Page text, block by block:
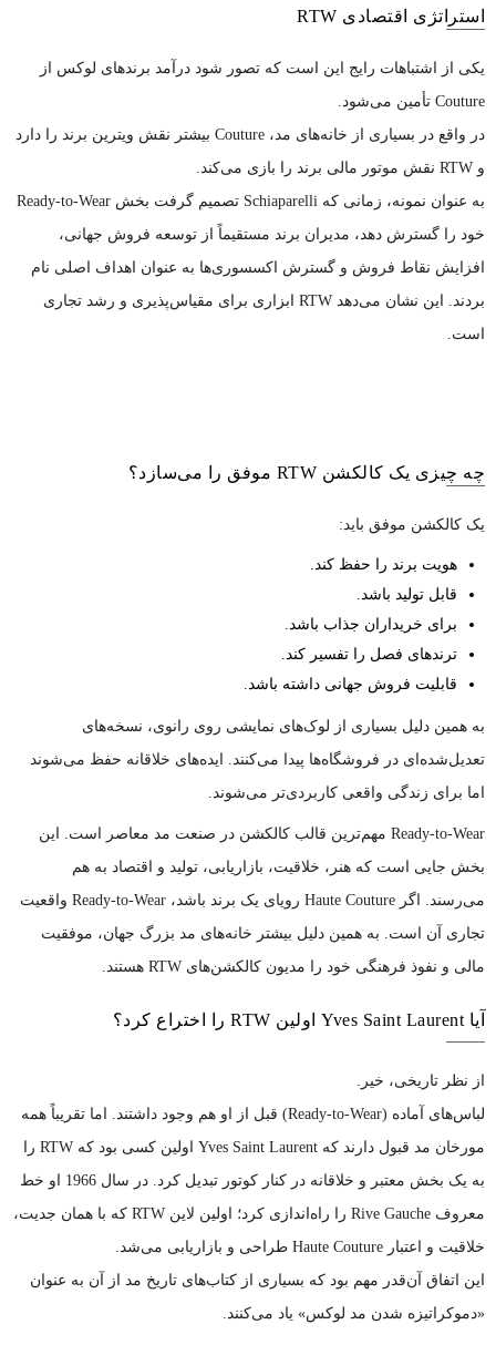
استراتژی اقتصادی RTW
یکی از اشتباهات رایج این است که تصور شود درآمد برندهای لوکس از
Couture تأمین می‌شود.
در واقع در بسیاری از خانه‌های مد، Couture بیشتر نقش ویترین برند را دارد
و RTW نقش موتور مالی برند را بازی می‌کند.
به عنوان نمونه، زمانی که Schiaparelli تصمیم گرفت بخش Ready-to-Wear
خود را گسترش دهد، مدیران برند مستقیماً از توسعه فروش جهانی،
افزایش نقاط فروش و گسترش اکسسوری‌ها به عنوان اهداف اصلی نام
بردند. این نشان می‌دهد RTW ابزاری برای مقیاس‌پذیری و رشد تجاری
است.
چه چیزی یک کالکشن RTW موفق را می‌سازد؟
یک کالکشن موفق باید:
هویت برند را حفظ کند.
قابل تولید باشد.
برای خریداران جذاب باشد.
ترندهای فصل را تفسیر کند.
قابلیت فروش جهانی داشته باشد.
به همین دلیل بسیاری از لوک‌های نمایشی روی رانوی، نسخه‌های
تعدیل‌شده‌ای در فروشگاه‌ها پیدا می‌کنند. ایده‌های خلاقانه حفظ می‌شوند
اما برای زندگی واقعی کاربردی‌تر می‌شوند.
Ready-to-Wear مهم‌ترین قالب کالکشن در صنعت مد معاصر است. این
بخش جایی است که هنر، خلاقیت، بازاریابی، تولید و اقتصاد به هم
می‌رسند. اگر Haute Couture رویای یک برند باشد، Ready-to-Wear واقعیت
تجاری آن است. به همین دلیل بیشتر خانه‌های مد بزرگ جهان، موفقیت
مالی و نفوذ فرهنگی خود را مدیون کالکشن‌های RTW هستند.
آیا Yves Saint Laurent اولین RTW را اختراع کرد؟
از نظر تاریخی، خیر.
لباس‌های آماده (Ready-to-Wear) قبل از او هم وجود داشتند. اما تقریباً همه
مورخان مد قبول دارند که Yves Saint Laurent اولین کسی بود که RTW را
به یک بخش معتبر و خلاقانه در کنار کوتور تبدیل کرد. در سال 1966 او خط
معروف Rive Gauche را راه‌اندازی کرد؛ اولین لاین RTW که با همان جدیت،
خلاقیت و اعتبار Haute Couture طراحی و بازاریابی می‌شد.
این اتفاق آن‌قدر مهم بود که بسیاری از کتاب‌های تاریخ مد از آن به عنوان
«دموکراتیزه شدن مد لوکس» یاد می‌کنند.